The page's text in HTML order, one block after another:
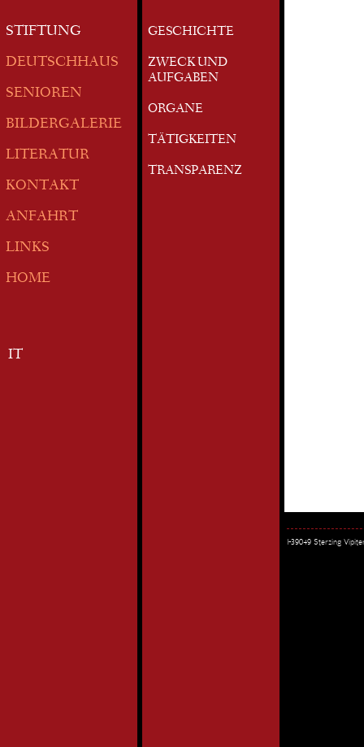
STIFTUNG
DEUTSCHHAUS
SENIOREN
BILDERGALERIE
LITERATUR
KONTAKT
ANFAHRT
LINKS
HOME
IT
GESCHICHTE
ZWECK UND
AUFGABEN
ORGANE
TÄTIGKEITEN
TRANSPARENZ
I-39049 Sterzing